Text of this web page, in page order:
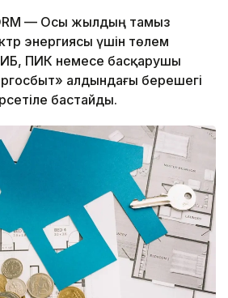
— Осы жылдың тамыз
энергиясы үшін төлем
ПИК немесе басқарушы
алдындағы берешегі
бастайды.